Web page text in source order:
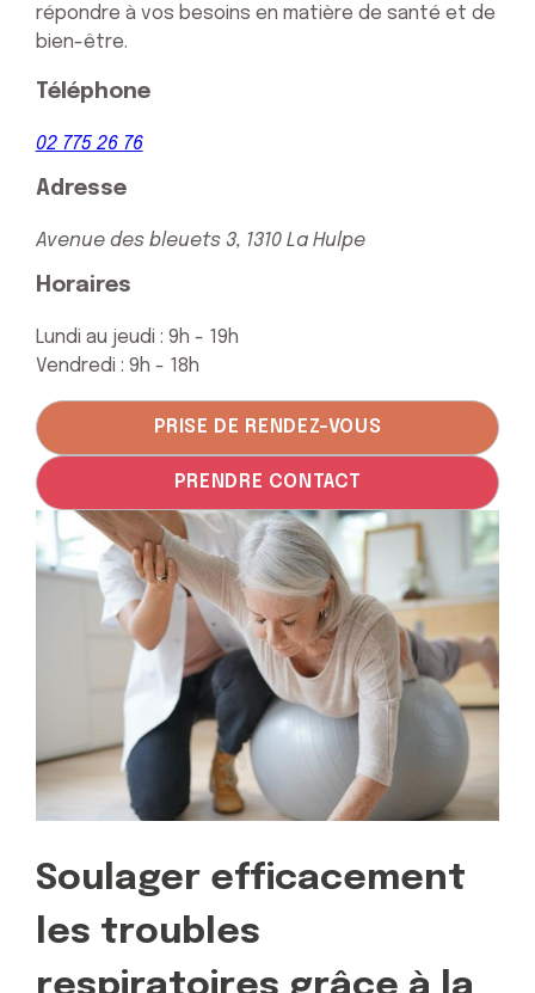
répondre à vos besoins en matière de santé et de
bien-être.
Téléphone
02 775 26 76
Adresse
Avenue des bleuets 3, 1310 La Hulpe
Horaires
Lundi au jeudi : 9h - 19h
Vendredi : 9h - 18h
PRISE DE RENDEZ-VOUS
PRENDRE CONTACT
Soulager efficacement
les troubles